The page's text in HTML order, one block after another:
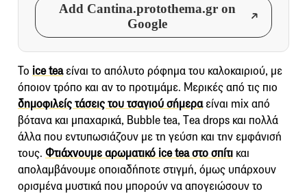
Add Cantina.protothema.gr on
Google
Το ice teaείναι το απόλυτο ρόφημα του καλοκαιριού, με
όποιον τρόπο και αν το προτιμάμε. Μερικές από τις πιο
δημοφιλείς τάσεις του τσαγιού σήμεραείναι mix από
βότανα και μπαχαρικά, Bubble tea, Τea drops και πολλά
άλλα που εντυπωσιάζουν με τη γεύση και την εμφάνισή
τους. Φτιάχνουμε αρωματικό ice tea στο σπίτι και
απολαμβάνουμε οποιαδήποτε στιγμή, όμως υπάρχουν
ορισμένα μυστικά που μπορούν να απογειώσουν το